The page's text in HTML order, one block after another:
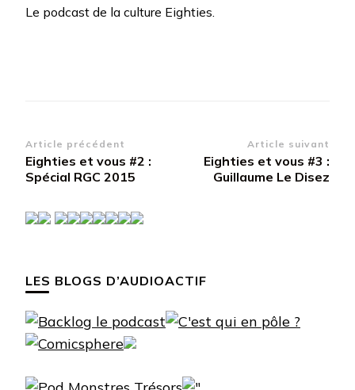
Le podcast de la culture Eighties.
Navigation
d’article
Article précédent
Eighties et vous #2 :
Spécial RGC 2015
Article suivant
Eighties et vous #3 :
Guillaume Le Disez
LES BLOGS D’AUDIOACTIF